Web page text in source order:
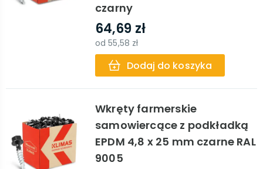
czarny
64,69 zł
od55,58 zł
Dodaj do koszyka
Wkręty farmerskie
samowiercące z podkładką
EPDM 4,8 x 25 mm czarne RAL
9005